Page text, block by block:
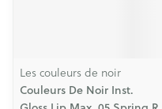
Les couleurs de noir
Couleurs De Noir Inst.